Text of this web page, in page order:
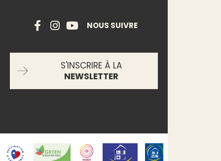
NOUS SUIVRE
S'INSCRIRE À LA
NEWSLETTER